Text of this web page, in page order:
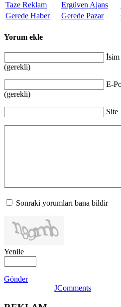
Taze Reklam Ergüven Ajans
Gerede Haber
Gerede Pazar
Yorum ekle
İsim
(gerekli)
E-
(gerekli)
Site
Sonraki yorumları bana bildir
Yenile
Gönder
JComments